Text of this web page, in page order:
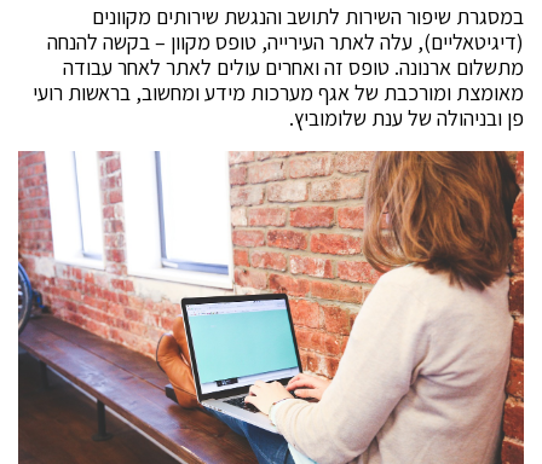
במסגרת שיפור השירות לתושב והנגשת שירותים מקוונים
(דיגיטאליים), עלה לאתר העירייה, טופס מקוון – בקשה להנחה
מתשלום ארנונה. טופס זה ואחרים עולים לאתר לאחר עבודה
מאומצת ומורכבת של אגף מערכות מידע ומחשוב, בראשות רועי
פן ובניהולה של ענת שלומוביץ.